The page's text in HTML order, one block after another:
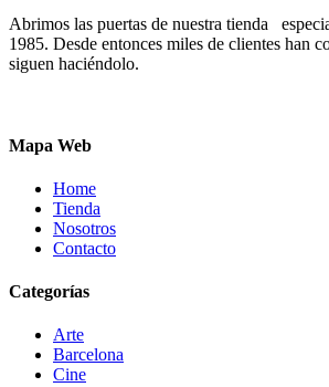
Abrimos las puertas de nuestra tienda
1985. Desde entonces miles de clientes han
siguen haciéndolo.
Mapa Web
Home
Tienda
Nosotros
Contacto
Categorías
Arte
Barcelona
Cine